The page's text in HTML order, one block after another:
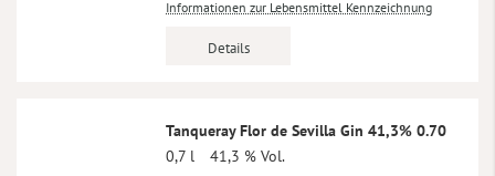
Informationen zur Lebensmittel Kennzeichnung
Details
Tanqueray Flor de Sevilla Gin 41,3% 0.70
0,7 l
41,3 % Vol.